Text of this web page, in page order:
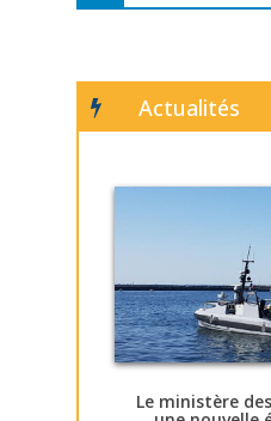
Actualités
Le ministère